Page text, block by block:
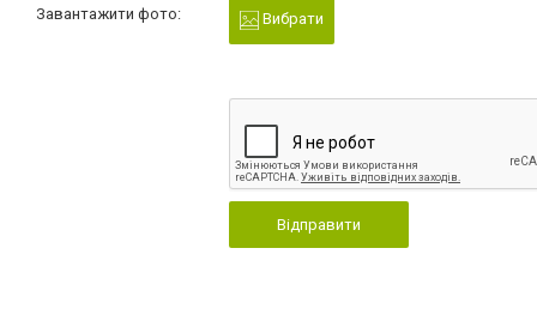
Завантажити фото: Вибрати
Відправити